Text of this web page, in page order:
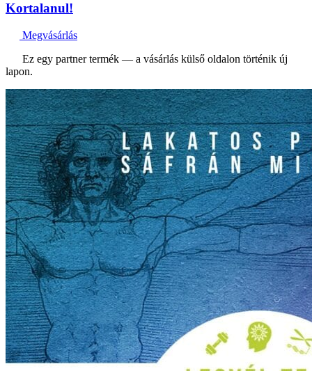
Kortalanul!
Megvásárlás
Ez egy partner termék — a vásárlás külső oldalon történik új
lapon.